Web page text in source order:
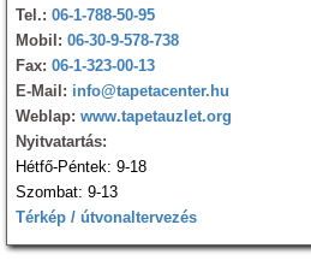
Tel.: 06-1-788-50-95
Mobil: 06-30-9-578-738
Fax: 06-1-323-00-13
E-Mail: info@tapetacenter.hu
Weblap: www.tapetauzlet.org
Nyitvatartás:
Hétfő-Péntek: 9-18
Szombat: 9-13
Térkép / útvonaltervezés